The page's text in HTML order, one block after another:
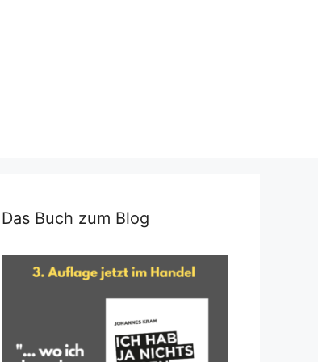
Das Buch zum Blog